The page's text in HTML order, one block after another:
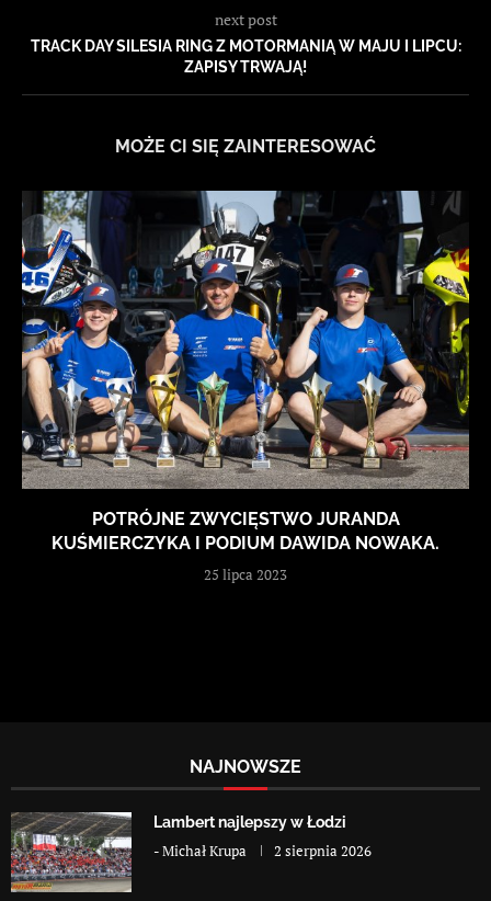
next post
TRACK DAY SILESIA RING Z MOTORMANIĄ W MAJU I LIPCU:
ZAPISY TRWAJĄ!
MOŻE CI SIĘ ZAINTERESOWAĆ
POTRÓJNE ZWYCIĘSTWO JURANDA
KUŚMIERCZYKA I PODIUM DAWIDA NOWAKA.
25 lipca 2023
NAJNOWSZE
Lambert najlepszy w Łodzi
-Michał Krupa 2 sierpnia 2026